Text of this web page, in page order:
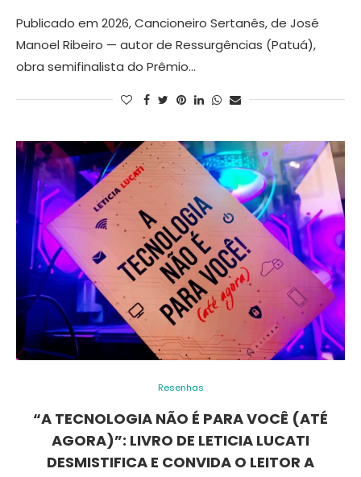
Publicado em 2026, Cancioneiro Sertanês, de José
Manoel Ribeiro — autor de Ressurgências (Patuá),
obra semifinalista do Prêmio…
Resenhas
“A TECNOLOGIA NÃO É PARA VOCÊ (ATÉ
AGORA)”: LIVRO DE LETICIA LUCATI
DESMISTIFICA E CONVIDA O LEITOR A